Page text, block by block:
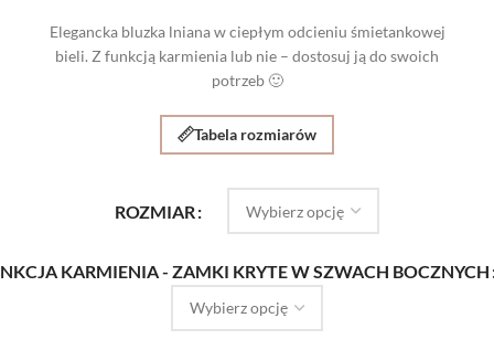
Elegancka bluzka lniana w ciepłym odcieniu śmietankowej
bieli. Z funkcją karmienia lub nie – dostosuj ją do swoich
potrzeb 🙂
Tabela rozmiarów
ROZMIAR
KARMIENIA - ZAMKI KRYTE W SZWACH BOCZNYCH